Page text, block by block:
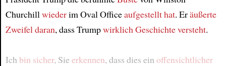
Churchillwiederim Oval Officeaufgestellt hat. Eräußerte
Zweifel daran, dass Trumpwirklich Geschichte versteht.
Ich bin sicher, Sieerkennen, dass dies ein offensichtlicher